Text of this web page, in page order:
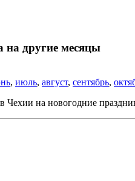
на другие месяцы
, июль, август, сентябрь,
Чехии на новогодние